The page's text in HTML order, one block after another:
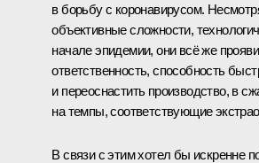
в борьбу с коронавирусом.
объективные сложности,
начале эпидемии, они всё же
ответственность, способность
и переоснастить производство, в
на темпы, соответствующие
В связи с этим хотел бы искренне